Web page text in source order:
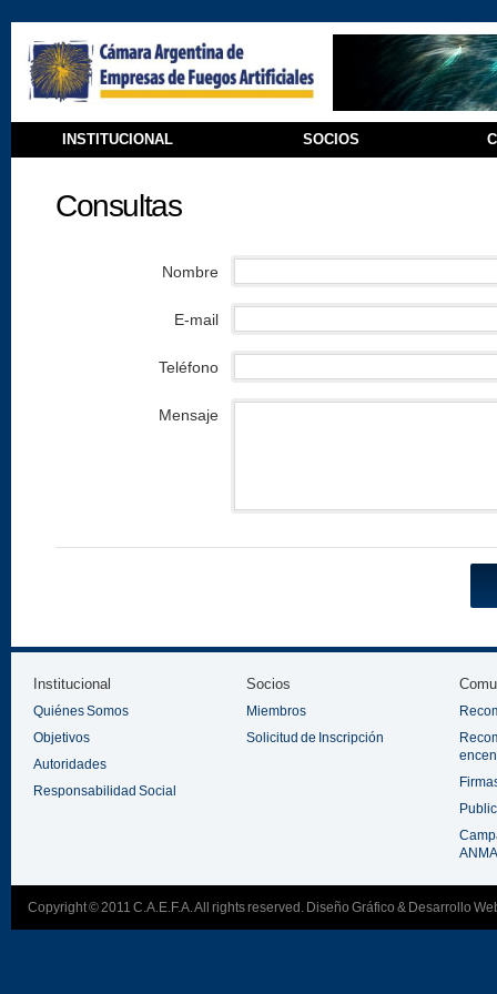
INSTITUCIONAL SOCIOS
Consultas
Nombre
E-mail
Teléfono
Mensaje
Institucional
Quiénes Somos
Objetivos
Autoridades
Responsabilidad Social
Socios
Miembros
Solicitud de Inscripción
Copyright © 2011 C.A.E.F.A. All rights reserved. Diseño Gráfico & Desarrollo